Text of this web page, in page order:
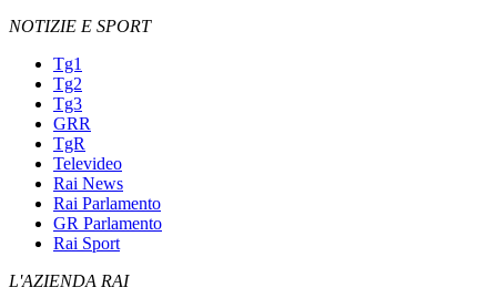
NOTIZIE E SPORT
Tg1
Tg2
Tg3
GRR
TgR
Televideo
Rai News
Rai Parlamento
GR Parlamento
Rai Sport
L'AZIENDA RAI